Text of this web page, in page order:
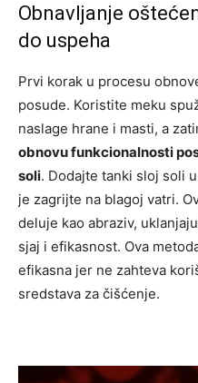
Obnavljanje
do uspeha
Prvi korak u procesu
posude. Koristite meku
naslage hrane i masti, a
obnovu funkcionalnosti
soli. Dodajte tanki sloj soli
je zagrijte na blagoj vatri.
deluje kao abraziv,
sjaj i efikasnost. Ova
efikasna jer ne zahteva
sredstava za čišćenje.